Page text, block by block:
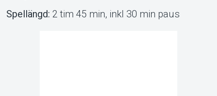
Spellängd: 2 tim 45 min, inkl 30 min paus